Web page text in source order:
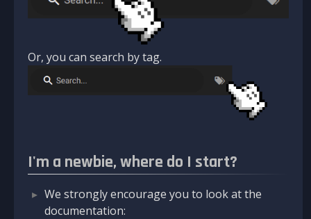
Or, you can search by tag.
I'm a newbie, where do I start?
We strongly encourage you to look at the
documentation: